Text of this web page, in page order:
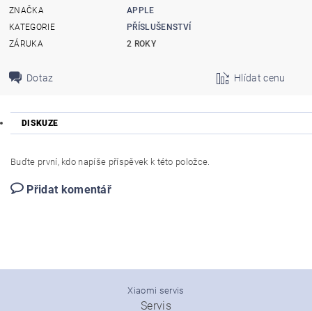
ZNAČKA
APPLE
KATEGORIE
PŘÍSLUŠENSTVÍ
ZÁRUKA
2 ROKY
Dotaz Hlídat cenu
DISKUZE
Buďte první, kdo napíše příspěvek k této položce.
Přidat komentář
Xiaomi servis
Servis